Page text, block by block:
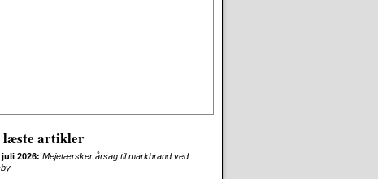
læste artikler
juli 2026: Mejetærsker årsag til markbrand ved